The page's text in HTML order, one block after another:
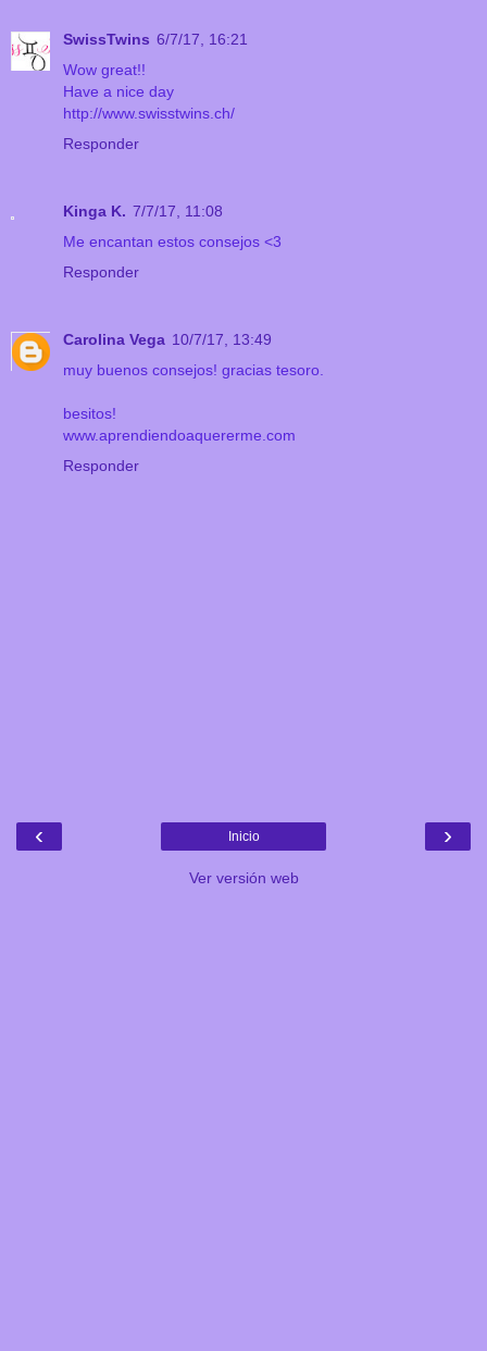
SwissTwins 6/7/17, 16:21
Wow great!!
Have a nice day
http://www.swisstwins.ch/
Responder
Kinga K. 7/7/17, 11:08
Me encantan estos consejos <3
Responder
Carolina Vega 10/7/17, 13:49
muy buenos consejos! gracias tesoro.
besitos!
www.aprendiendoaquererme.com
Responder
‹ ›
Inicio
Ver versión web